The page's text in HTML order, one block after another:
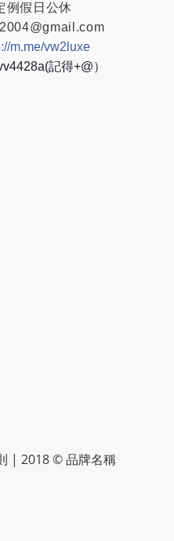
例假日公休
m.me/vw2luxe
記得+@）
| 2018 © 品牌名稱